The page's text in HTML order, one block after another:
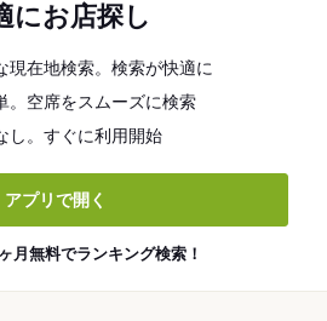
にお店探し
現在地検索。検索が快適に
。空席をスムーズに検索
し。すぐに利用開始
アプリで開く
月無料でランキング検索！